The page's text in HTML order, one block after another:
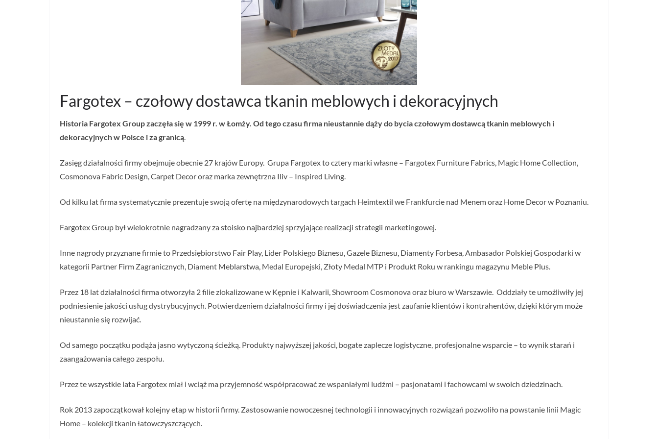
Fargotex – czołowy dostawca tkanin meblowych i dekoracyjnych
Historia Fargotex Group zaczęła się w 1999 r. w Łomży. Od tego czasu firma nieustannie dąży do bycia czołowym dostawcą tkanin meblowych i
dekoracyjnych w Polsce i za granicą.
Zasięg działalności firmy obejmuje obecnie 27 krajów Europy. Grupa Fargotex to cztery marki własne – Fargotex Furniture Fabrics, Magic Home Collection,
Cosmonova Fabric Design, Carpet Decor oraz marka zewnętrzna Iliv – Inspired Living.
Od kilku lat firma systematycznie prezentuje swoją ofertę na międzynarodowych targach Heimtextil we Frankfurcie nad Menem oraz Home Decor w Poznaniu.
Fargotex Group był wielokrotnie nagradzany za stoisko najbardziej sprzyjające realizacji strategii marketingowej.
Inne nagrody przyznane firmie to Przedsiębiorstwo Fair Play, Lider Polskiego Biznesu, Gazele Biznesu, Diamenty Forbesa, Ambasador Polskiej Gospodarki w
kategorii Partner Firm Zagranicznych, Diament Meblarstwa, Medal Europejski, Złoty Medal MTP i Produkt Roku w rankingu magazynu Meble Plus.
Przez 18 lat działalności firma otworzyła 2 filie zlokalizowane w Kępnie i Kalwarii, Showroom Cosmonova oraz biuro w Warszawie. Oddziały te umożliwiły jej
podniesienie jakości usług dystrybucyjnych. Potwierdzeniem działalności firmy i jej doświadczenia jest zaufanie klientów i kontrahentów, dzięki którym może
nieustannie się rozwijać.
Od samego początku podąża jasno wytyczoną ścieżką. Produkty najwyższej jakości, bogate zaplecze logistyczne, profesjonalne wsparcie – to wynik starań i
zaangażowania całego zespołu.
Przez te wszystkie lata Fargotex miał i wciąż ma przyjemność współpracować ze wspaniałymi ludźmi – pasjonatami i fachowcami w swoich dziedzinach.
Rok 2013 zapoczątkował kolejny etap w historii firmy. Zastosowanie nowoczesnej technologii i innowacyjnych rozwiązań pozwoliło na powstanie linii Magic
Home – kolekcji tkanin łatowczyszczących.